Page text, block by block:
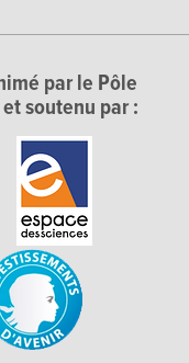
par le Pôle
soutenu par :